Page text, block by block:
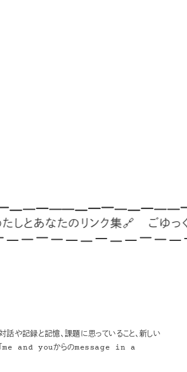
なたのリンク集🔗 ごゆっくり🦢🍂
記録と記憶、課題に思っていること、新しい
り「me and youからのmessage in a